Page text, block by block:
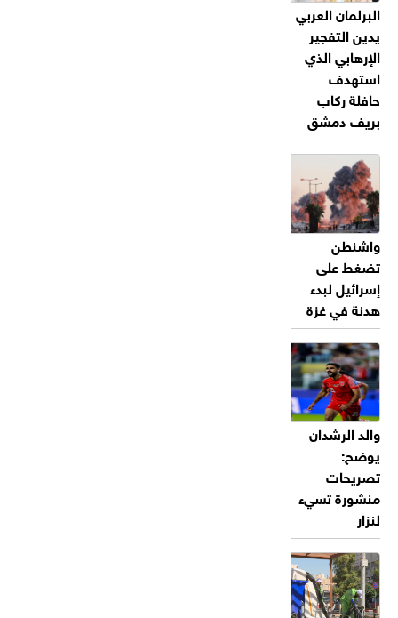
البرلمان العربي
يدين التفجير
الإرهابي الذي
استهدف
حافلة ركاب
بريف دمشق
واشنطن
تضغط على
إسرائيل لبدء
هدنة في غزة
والد الرشدان
يوضح:
تصريحات
منشورة تسيء
لنزار